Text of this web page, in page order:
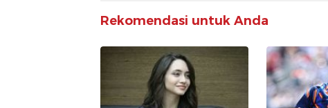
Rekomendasi untuk Anda